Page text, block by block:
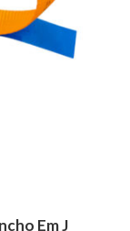
Em J